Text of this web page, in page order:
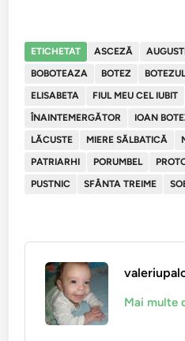
ETICHETAT ASCEZĂ
BOBOTEAZA
BOTEZ
ELISABETA
FIUL MEU CEL IUBIT
ÎNAINTEMERGĂTOR
IOAN
LĂCUSTE
MIERE SĂLBATICĂ
PATRIARHI
PORUMBEL
PUSTNIC
SFÂNTA TREIME
Mai multe